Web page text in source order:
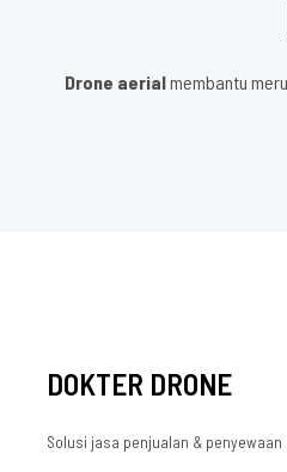
Drone aerialmembantu
DOKTER DRONE
Solusi jasa penjualan & penyewaan